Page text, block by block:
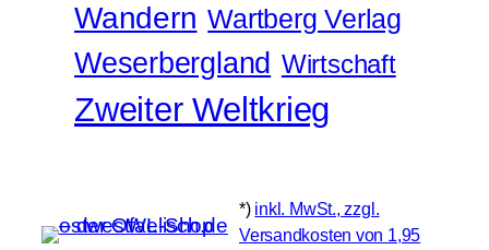
Wandern Wartberg Verlag
Weserbergland Wirtschaft
Zweiter Weltkrieg
*) inkl. MwSt., zzgl.
Versandkosten von 1,95